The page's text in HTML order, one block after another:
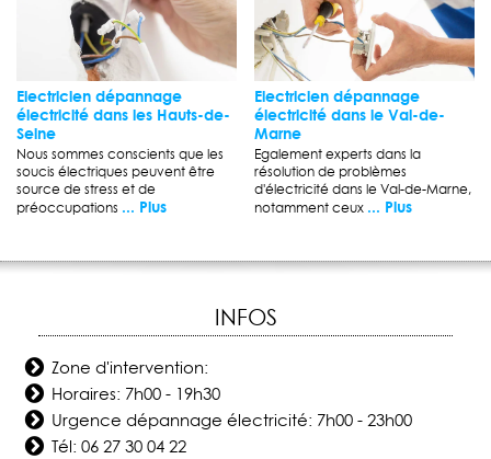
Electricien dépannage
électricité dans les Hauts-de-
Seine
Nous sommes conscients que les
soucis électriques peuvent être
source de stress et de
préoccupations ... Plus
Electricien dépannage
électricité dans le Val-de-
Marne
Egalement experts dans la
résolution de problèmes
d'électricité dans le Val-de-Marne,
notamment ceux ... Plus
INFOS
Zone d'intervention:
Horaires: 7h00 - 19h30
Urgence dépannage électricité: 7h00 - 23h00
Tél:06 27 30 04 22